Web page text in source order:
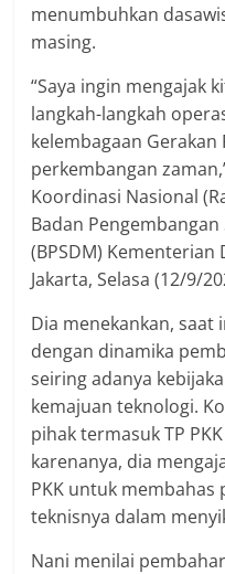
menumbuhkan
masing.
“Saya ingin mengajak
langkah-langkah
kelembagaan Gerakan
perkembangan
Koordinasi Nasional
Badan
(BPSDM) Kementerian
Jakarta, Selasa (12/9/
Dia menekankan,
dengan dinamika
seiring adanya
kemajuan teknologi.
pihak termasuk TP
karenanya, dia
PKK untuk
teknisnya dalam
Nani menilai